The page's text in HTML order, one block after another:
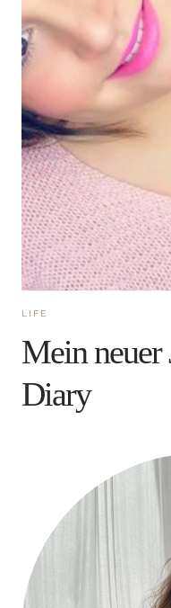
LIFE
Mein neuer
Diary